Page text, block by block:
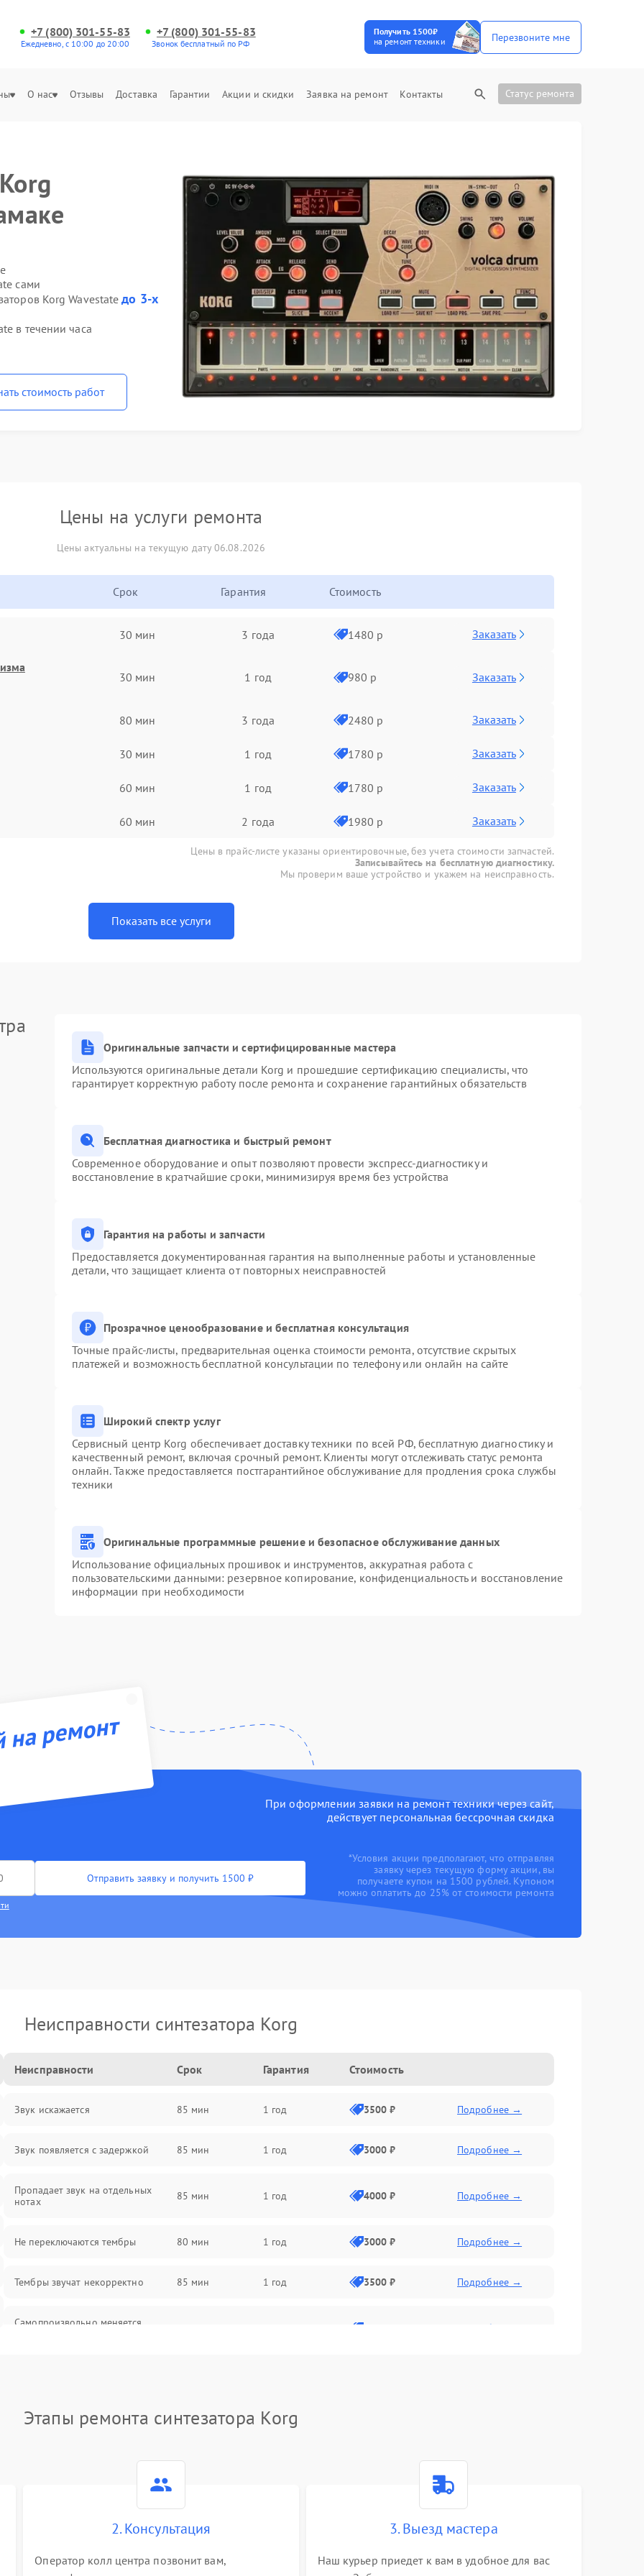
+7 (800) 301-55-83
Ежедневно, с 10:00 до 20:00
+7 (800) 301-55-83
Звонок бесплатный по РФ
Получить 1500₽
на ремонт техники
Перезвоните мне
О нас Отзывы Доставка Гарантии Акции и скидки Заявка на ремонт Контакты Статус ремонта
сами
Korg Wavestateдо 3-х
в течении часа
стоимость работ
Цены на услуги ремонта
Цены актуальны на текущую дату 06.08.2026
Срок Гарантия Стоимость
30 мин 3 года 1480 р Заказать
30 мин 1 год 980 р Заказать
80 мин 3 года 2480 р Заказать
30 мин 1 год 1780 р Заказать
60 мин 1 год 1780 р Заказать
60 мин 2 года 1980 р Заказать
Цены в прайс-листе указаны ориентировочные, без учета стоимости запчастей.
Записывайтесь на бесплатную диагностику.
Мы проверим ваше устройство и укажем на неисправность.
Показать все услуги
Оригинальные запчасти и сертифицированные мастера
Используются оригинальные детали Korg и прошедшие сертификацию специалисты, что
гарантирует корректную работу после ремонта и сохранение гарантийных обязательств
Бесплатная диагностика и быстрый ремонт
Современное оборудование и опыт позволяют провести экспресс-диагностику и
восстановление в кратчайшие сроки, минимизируя время без устройства
Гарантия на работы и запчасти
Предоставляется документированная гарантия на выполненные работы и установленные
детали, что защищает клиента от повторных неисправностей
Прозрачное ценообразование и бесплатная консультация
Точные прайс-листы, предварительная оценка стоимости ремонта, отсутствие скрытых
платежей и возможность бесплатной консультации по телефону или онлайн на сайте
Широкий спектр услуг
Сервисный центр Korg обеспечивает доставку техники по всей РФ, бесплатную диагностику и
качественный ремонт, включая срочный ремонт. Клиенты могут отслеживать статус ремонта
онлайн. Также предоставляется постгарантийное обслуживание для продления срока службы
техники
Оригинальные программные решение и безопасное обслуживание данных
Использование официальных прошивок и инструментов, аккуратная работа с
пользовательскими данными: резервное копирование, конфиденциальность и восстановление
информации при необходимости
ремонт
При оформлении заявки на ремонт техники через сайт,
действует персональная бессрочная скидка
Отправить заявку и получить 1500 ₽
*Условия акции предполагают, что отправляя
заявку через текущую форму акции, вы
получаете купон на 1500 рублей. Купоном
можно оплатить до 25% от стоимости ремонта
Неисправности синтезатора Korg
Неисправности Срок Гарантия Стоимость
Звук искажается 85 мин 1 год 3500 ₽ Подробнее →
Звук появляется с задержкой 85 мин 1 год 3000 ₽ Подробнее →
Пропадает звук на отдельных
нотах
85 мин 1 год 4000 ₽ Подробнее →
Не переключаются тембры 80 мин 1 год 3000 ₽ Подробнее →
Тембры звучат некорректно 85 мин 1 год 3500 ₽ Подробнее →
Самопроизвольно меняется
2800 ₽ Подробнее →
Этапы ремонта синтезатора Korg
2. Консультация
Оператор колл центра позвонит вам,
3. Выезд мастера
Наш курьер приедет к вам в удобное для вас